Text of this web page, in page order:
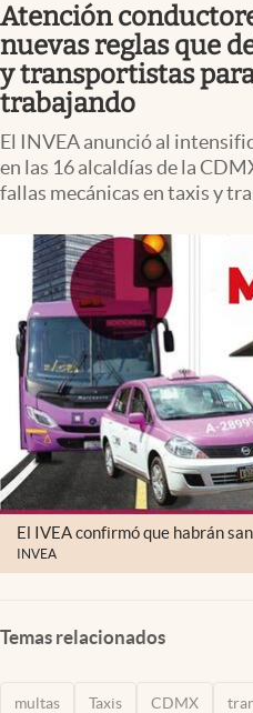
Pc y celular
Vida y estilo
Clima
Mediakit
abre en nueva pestaña
México
Atención
nuevas reglas que
y transportistas
trabajando
El INVEA anunció al
en las 16 alcaldías de la
fallas mecánicas en taxis y
El IVEA confirmó que habrán
INVEA
Temas relacionados
multas Taxis CDMX